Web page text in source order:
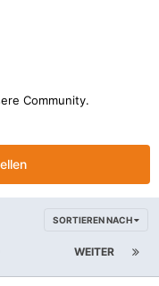
Community.
SORTIEREN NACH
WEITER